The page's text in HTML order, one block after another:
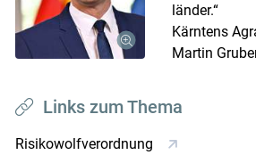
länder.“
Kärntens
Martin
Links zum Thema
Risikowolfverordnung